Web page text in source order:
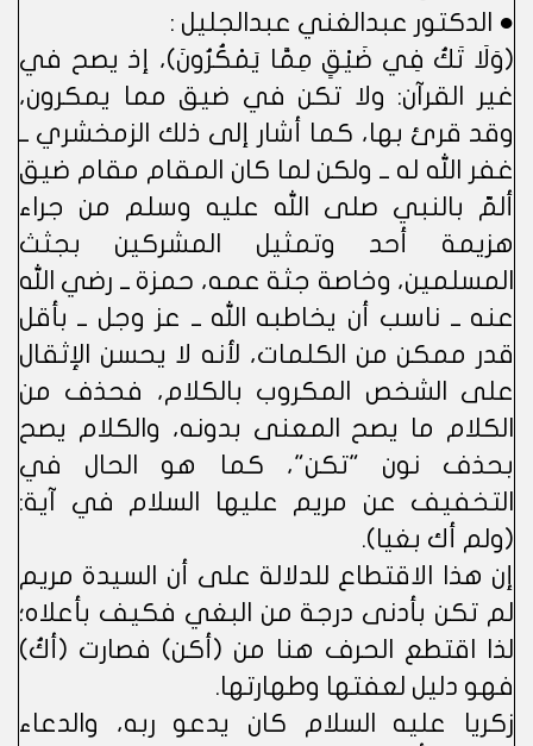
● الدكتور عبدالغني عبدالجليل :
(وَلَا تَكُ فِي ضَيْقٍ مِمَّا يَمْكُرُونَ)، إذ يصح في
غير القرآن: ولا تكن في ضيق مما يمكرون،
وقد قرئ بها، كما أشار إلى ذلك الزمخشري ــ
غفر الله له ــ ولكن لما كان المقام مقام ضيق
ألمّ بالنبي صلى الله عليه وسلم من جراء
هزيمة أحد وتمثيل المشركين بجثث
المسلمين، وخاصة جثة عمه، حمزة ــ رضي الله
عنه ــ ناسب أن يخاطبه الله ــ عز وجل ــ بأقل
قدر ممكن من الكلمات، لأنه لا يحسن الإثقال
على الشخص المكروب بالكلام، فحذف من
الكلام ما يصح المعنى بدونه، والكلام يصح
بحذف نون "تكن"، كما هو الحال في
التخفيف عن مريم عليها السلام في آية:
(ولم أك بغيا).
إن هذا الاقتطاع للدلالة على أن السيدة مريم
لم تكن بأدنى درجة من البغي فكيف بأعلاه؛
لذا اقتطع الحرف هنا من (أكن) فصارت (أكُ)
فهو دليل لعفتها وطهارتها.
زكريا عليه السلام كان يدعو ربه، والدعاء